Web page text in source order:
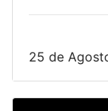
25 de